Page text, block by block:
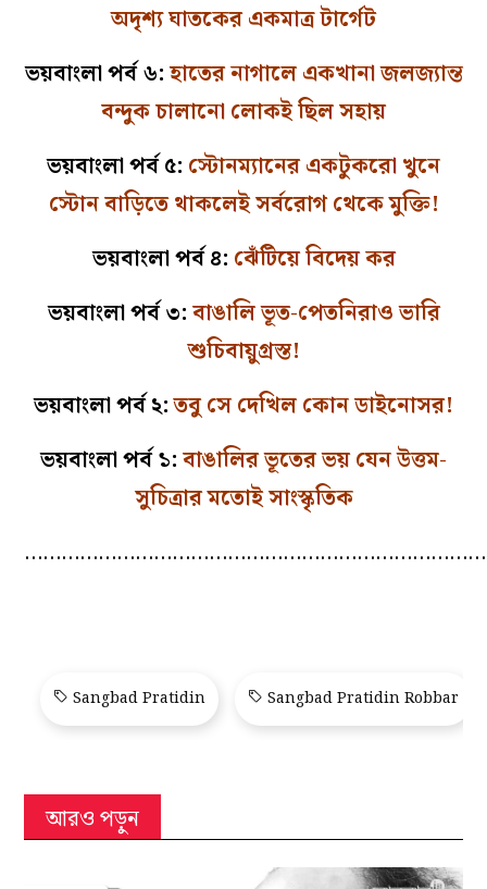
অদৃশ্য ঘাতকের একমাত্র টার্গেট
ভয়বাংলা পর্ব ৬:হাতের নাগালে একখানা জলজ্যান্ত
বন্দুক চালানো লোকই ছিল সহায়
ভয়বাংলা পর্ব ৫: স্টোনম্যানের একটুকরো খুনে
স্টোন বাড়িতে থাকলেই সর্বরোগ থেকে মুক্তি!
ভয়বাংলা পর্ব ৪: ঝেঁটিয়ে বিদেয় কর
ভয়বাংলা পর্ব ৩:বাঙালি ভূত-পেতনিরাও ভারি
শুচিবায়ুগ্রস্ত!
ভয়বাংলা পর্ব ২:তবু সে দেখিল কোন ডাইনোসর!
ভয়বাংলা পর্ব ১:বাঙালির ভূতের ভয় যেন উত্তম-
সুচিত্রার মতোই সাংস্কৃতিক
Sangbad Pratidin Sangbad Pratidin Robbar
আরও পড়ুন